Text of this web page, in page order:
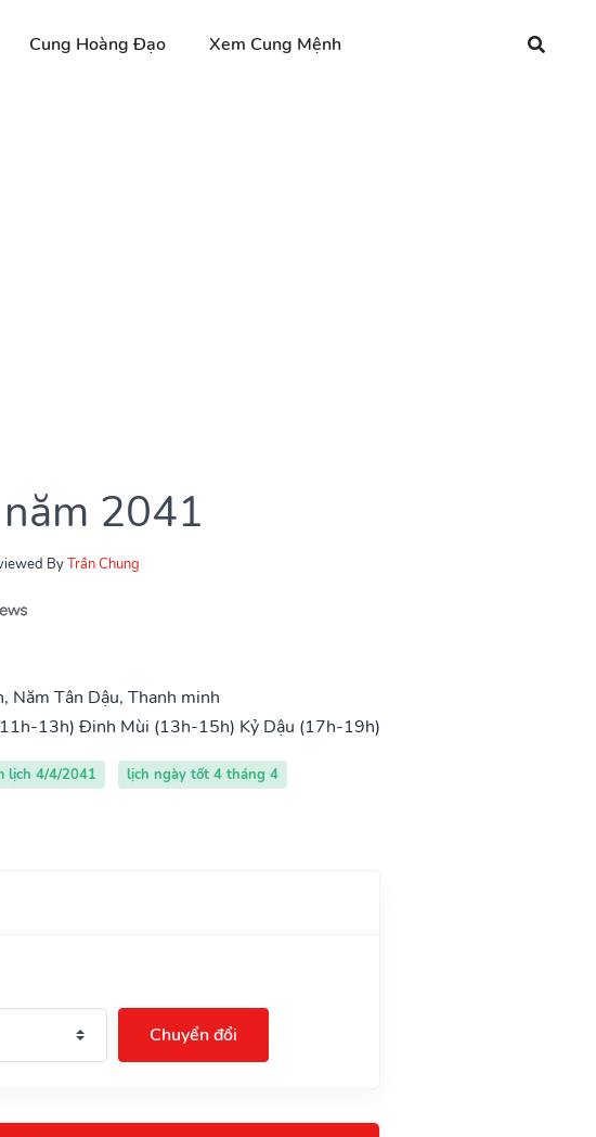
Cung Hoàng Đạo Xem Cung Mệnh
2041
ByTrần Chung
Năm Tân Dậu, Thanh minh
13h) Đinh Mùi (13h-15h) Kỷ Dậu (17h-19h)
lịch 4/4/2041
lịch ngày tốt 4 tháng 4
Chuyển đổi